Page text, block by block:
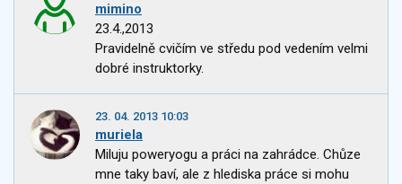
mimino
23.4.,2013
Pravidelně cvičím ve středu pod vedením velmi
dobré instruktorky.
23. 04. 2013 10:03
muriela
Miluju poweryogu a práci na zahrádce. Chůze
mne taky baví, ale z hlediska práce si mohu